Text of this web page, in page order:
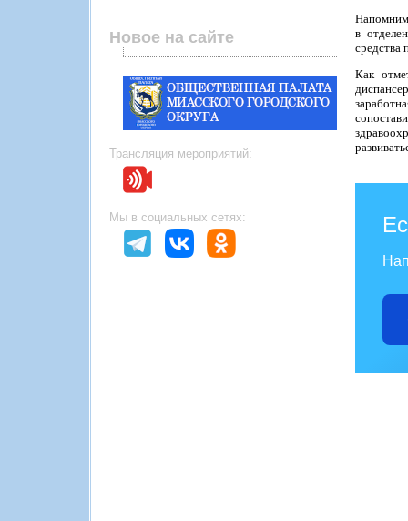
Новое на сайте
Трансляция мероприятий:
Мы в социальных сетях:
в
средства
Как